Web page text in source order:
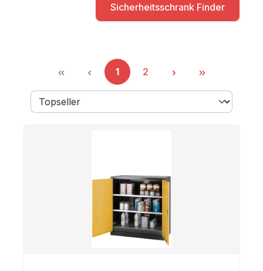
Sicherheitsschrank Finder
Seite
1
Seite
2